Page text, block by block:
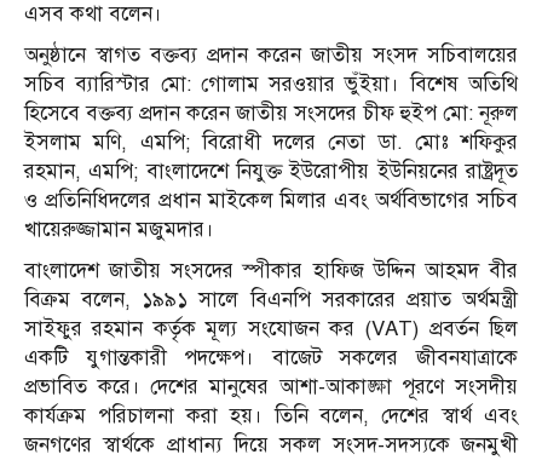
এসব কথা বলেন।
অনুষ্ঠানে স্বাগত বক্তব্য প্রদান করেন জাতীয় সংসদ সচিবালয়ের
সচিব ব্যারিস্টার মো: গোলাম সরওয়ার ভুঁইয়া। বিশেষ অতিথি
হিসেবে বক্তব্য প্রদান করেন জাতীয় সংসদের চীফ হুইপ মো: নূরুল
ইসলাম মণি, এমপি; বিরোধী দলের নেতা ডা. মোঃ শফিকুর
রহমান, এমপি; বাংলাদেশে নিযুক্ত ইউরোপীয় ইউনিয়নের রাষ্ট্রদূত
ও প্রতিনিধিদলের প্রধান মাইকেল মিলার এবং অর্থবিভাগের সচিব
খায়েরুজ্জামান মজুমদার।
বাংলাদেশ জাতীয় সংসদের স্পীকার হাফিজ উদ্দিন আহমদ বীর
বিক্রম বলেন, ১৯৯১ সালে বিএনপি সরকারের প্রয়াত অর্থমন্ত্রী
সাইফুর রহমান কর্তৃক মূল্য সংযোজন কর (VAT) প্রবর্তন ছিল
একটি যুগান্তকারী পদক্ষেপ। বাজেট সকলের জীবনযাত্রাকে
প্রভাবিত করে। দেশের মানুষের আশা-আকাঙ্ক্ষা পূরণে সংসদীয়
কার্যক্রম পরিচালনা করা হয়। তিনি বলেন, দেশের স্বার্থ এবং
জনগণের স্বার্থকে প্রাধান্য দিয়ে সকল সংসদ-সদস্যকে জনমুখী